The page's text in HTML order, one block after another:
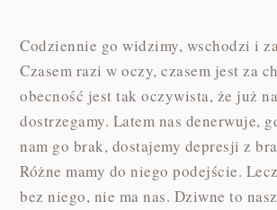
Codziennie go widzimy, wschodzi i
Czasem razi w oczy, czasem jest za
obecność jest tak oczywista, że już
dostrzegamy. Latem nas denerwuje,
nam go brak, dostajemy depresji z
Różne mamy do niego podejście.
bez niego, nie ma nas. Dziwne to